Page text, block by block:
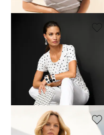
dagen**: 59,00 € (-17%)
179,95 €
Laagste prijs van de afgelopen 30
dagen**: 119,00 €